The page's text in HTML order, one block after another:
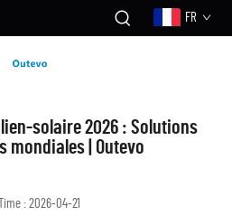
FR
solaire 2026 : Solutions
mondiales | Outevo
Time : 2026-04-21